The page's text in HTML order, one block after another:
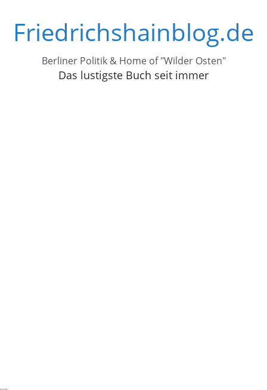
Inhalt
springen
Friedrichshainblog.de
Berliner Politik & Home of "Wilder Osten"
Das lustigste Buch seit immer